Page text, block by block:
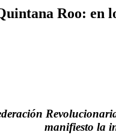
Roo: en
manifiesto la